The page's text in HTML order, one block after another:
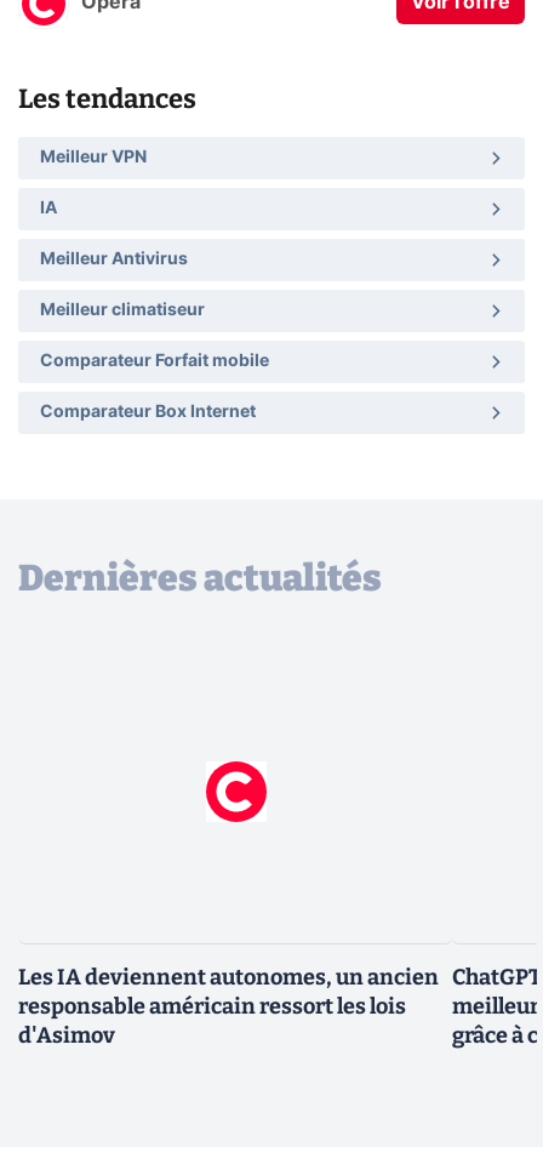
Les tendances
Meilleur VPN
IA
Meilleur Antivirus
Meilleur climatiseur
Comparateur Forfait mobile
Comparateur Box Internet
Dernières actualités
Les IA deviennent autonomes, un ancien
responsable américain ressort les lois
d'Asimov
grâce à